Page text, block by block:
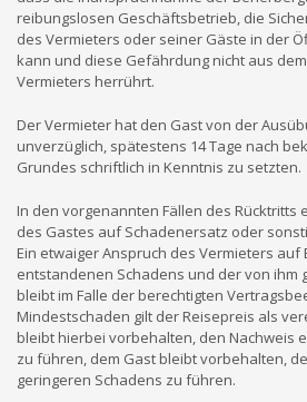
reibungslosen Geschäftsbetrieb, die
des Vermieters oder seiner Gäste in der
kann und diese Gefährdung nicht aus
Vermieters herrührt.
Der Vermieter hat den Gast von der
unverzüglich, spätestens 14 Tage nach
Grundes schriftlich in Kenntnis zu setzten.
In den vorgenannten Fällen des Rücktritts
des Gastes auf Schadenersatz oder
Ein etwaiger Anspruch des Vermieters auf
entstandenen Schadens und der von ihm
bleibt im Falle der berechtigten
Mindestschaden gilt der Reisepreis als
bleibt hierbei vorbehalten, den Nachweis
zu führen, dem Gast bleibt vorbehalten,
geringeren Schadens zu führen.